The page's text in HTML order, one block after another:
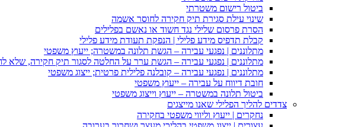
ביטול רישום משטרתי
שינוי עילת סגירת תיק חקירה לחוסר אשמה
הסרת פרסום שלילי נגד חשוד או נאשם בפלילים
קבלת תדפיס מידע פלילי | הנפקת תעודת מידע פלילי
מתלוננים | נפגעי עבירה – הגשת תלונה במשטרה; ייעוץ משפטי
מתלוננים | נפגעי עבירה – הגשת ערר על החלטה לסגור תיק חקירה, שלא
מתלוננים | נפגעי עבירה – קובלנה פלילית פרטית; ייצוג משפטי
חובת דיווח על עבירה – ייעוץ משפטי
ביטול תלונה במשטרה – ייעוץ וייצוג משפטי
צדדים להליך הפלילי שאנו מייצגים
נחקרים | ייעוץ וליווי משפטי בחקירה